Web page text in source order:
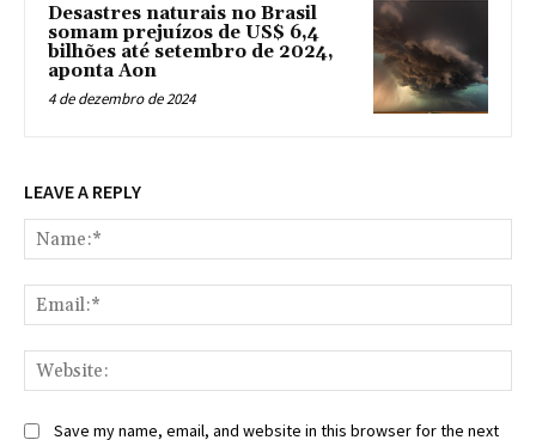
Desastres naturais no Brasil
somam prejuízos de US$ 6,4
bilhões até setembro de 2024,
aponta Aon
4 de dezembro de 2024
LEAVE A REPLY
Save my name, email, and website in this browser for the next